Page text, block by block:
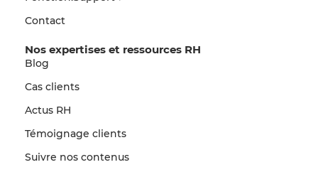
Nos expertises et ressources RH
Blog
Cas clients
Actus RH
Témoignage clients
Suivre nos contenus
Contact